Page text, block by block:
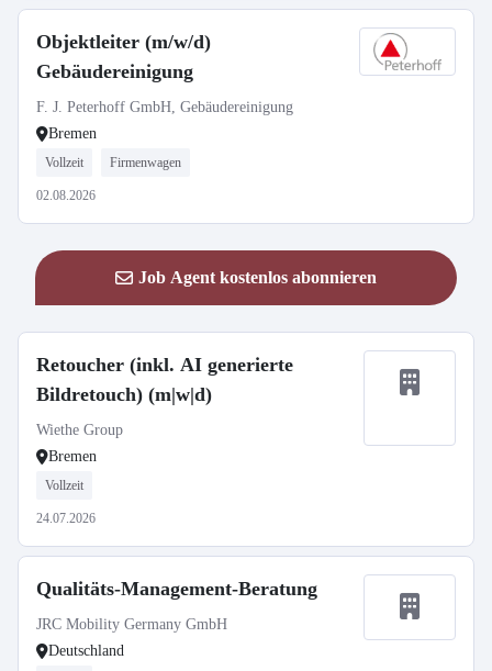
Objektleiter (m/w/d)
Gebäudereinigung
F. J. Peterhoff GmbH, Gebäudereinigung
Bremen
Vollzeit Firmenwagen
02.08.2026
Job Agent kostenlos abonnieren
Retoucher (inkl. AI generierte
Bildretouch) (m|w|d)
Wiethe Group
Bremen
Vollzeit
24.07.2026
Qualitäts-Management-Beratung
JRC Mobility Germany GmbH
Deutschland